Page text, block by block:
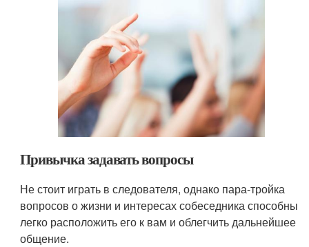
Привычка задавать вопросы
Не стоит играть в следователя, однако пара-тройка
вопросов о жизни и интересах собеседника способны
легко расположить его к вам и облегчить дальнейшее
общение.